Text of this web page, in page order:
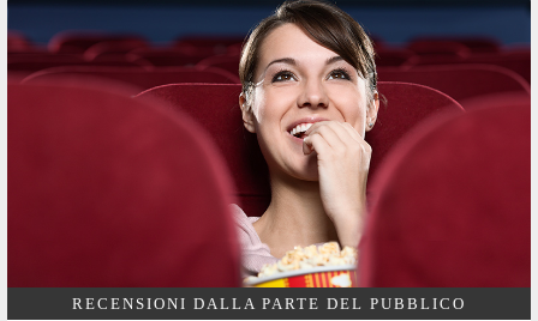
RECENSIONI DALLA PARTE DEL PUBBLICO